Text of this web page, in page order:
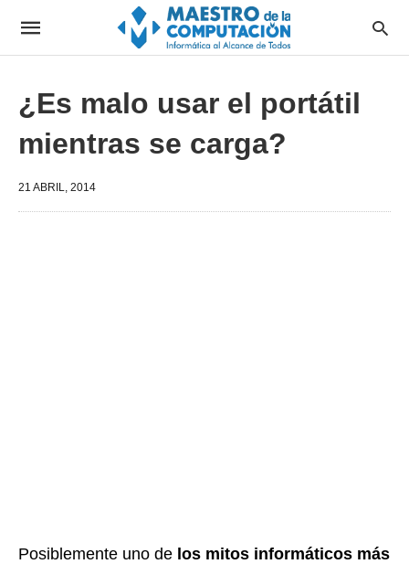
¿Es malo usar el portátil
mientras se carga?
21 ABRIL, 2014
Posiblemente uno de los mitos informáticos más